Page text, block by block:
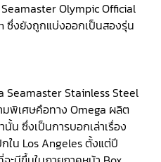
Olympic Official
ซึ่งยังถูกแบ่งออกเป็นสองรุ่น
Seamaster Stainless Steel
มพิเศษคือทาง Omega ผลิต
น ซึ่งเป็นการบอกเล่าเรื่อง
ใน Los Angeles ตั้งแต่ปี